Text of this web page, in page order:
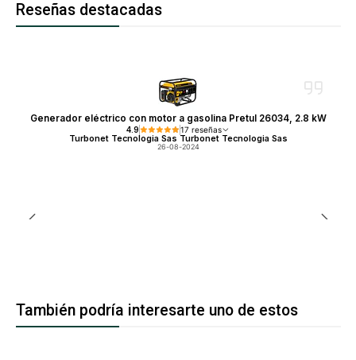
Reseñas destacadas
Generador eléctrico con motor a gasolina Pretul 26034, 2.8 kW
4.9 17 reseñas
Turbonet Tecnologia Sas Turbonet Tecnologia Sas
26-08-2024
También podría interesarte uno de estos